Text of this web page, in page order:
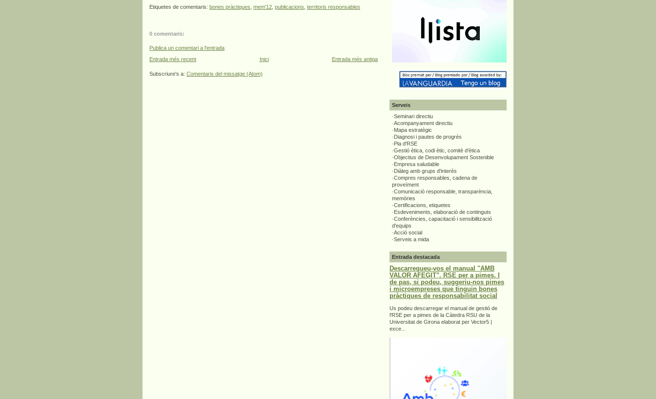
Etiquetes de comentaris: bones pràctiques, mem'12, publicacions, territoris responsables
0 comentaris:
Publica un comentari a l'entrada
Entrada més recent
Entrada més antiga
Inici
Subscriure's a: Comentaris del missatge (Atom)
Serveis
·Seminari directiu
·Acompanyament directiu
·Mapa estratègic
·Diagnosi i pautes de progrés
·Pla d'RSE
·Gestió ètica, codi ètic, comitè d'ètica
·Objectius de Desenvolupament Sostenible
·Empresa saludable
·Diàleg amb grups d'interès
·Compres responsables, cadena de
proveïment
·Comunicació responsable, transparència,
memòries
·Certificacions, etiquetes
·Esdeveniments, elaboració de continguts
·Conferències, capacitació i sensibilització
d'equips
·Acció social
·Serveis a mida
Entrada destacada
Descarregueu-vos el manual "AMB
VALOR AFEGIT". RSE per a pimes. I
de pas, si podeu, suggeriu-nos pimes
i microempreses que tinguin bones
pràctiques de responsabilitat social
Us podeu descarregar el manual de gestió de
l'RSE per a pimes de la Càtedra RSU de la
Universitat de Girona elaborat per Vector5 |
exce...